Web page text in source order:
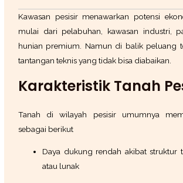
Kawasan pesisir menawarkan potensi
mulai dari pelabuhan, kawasan industri,
hunian premium. Namun di balik peluang
tantangan teknis yang tidak bisa diabaikan.
Karakteristik Tanah
Tanah di wilayah pesisir umumnya
sebagai berikut
Daya dukung rendah akibat struktur
atau lunak